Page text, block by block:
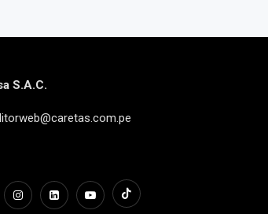
S.A.C.